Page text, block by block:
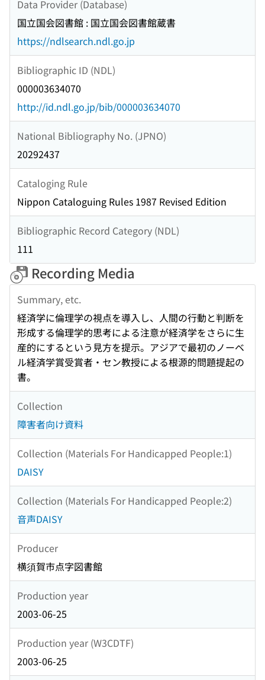
Data Provider (Database)
国立国会図書館 : 国立国会図書館蔵書
https://ndlsearch.ndl.go.jp
Bibliographic ID (NDL)
000003634070
http://id.ndl.go.jp/bib/000003634070
National Bibliography No. (JPNO)
20292437
Cataloging Rule
Nippon Cataloguing Rules 1987 Revised Edition
Bibliographic Record Category (NDL)
111
Recording Media
Summary, etc.
経済学に倫理学の視点を導入し、人間の行動と判断を
形成する倫理学的思考による注意が経済学をさらに生
産的にするという見方を提示。アジアで最初のノーベ
ル経済学賞受賞者・セン教授による根源的問題提起の
書。
Collection
障害者向け資料
Collection (Materials For Handicapped People:1)
DAISY
Collection (Materials For Handicapped People:2)
音声DAISY
Producer
横須賀市点字図書館
Production year
2003-06-25
Production year (W3CDTF)
2003-06-25